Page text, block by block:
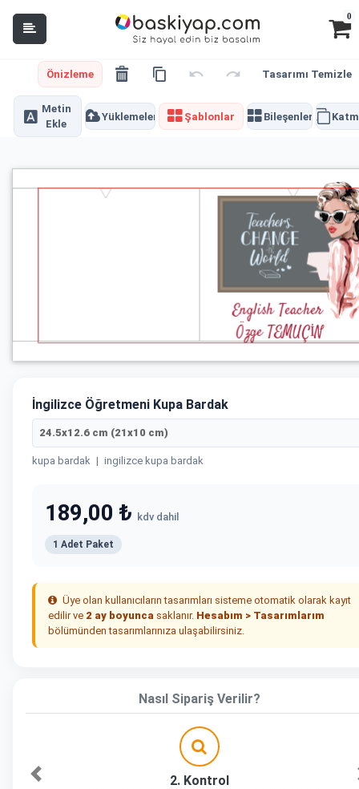
0
Önizleme Tasarımı Temizle
Metin
Ekle
Yüklemeler Şablonlar Bileşenler
İngilizce Öğretmeni Kupa Bardak
24.5x12.6 cm (21x10 cm)
kupa bardak | ingilizce kupa bardak
189,00 ₺ kdv dahil
1 Adet Paket
Üye olan kullanıcıların tasarımları sisteme otomatik olarak kayıt
edilir ve 2 ay boyunca saklanır. Hesabım > Tasarımlarım
bölümünden tasarımlarınıza ulaşabilirsiniz.
Nasıl Sipariş Verilir?
2. Kontrol
Önceki